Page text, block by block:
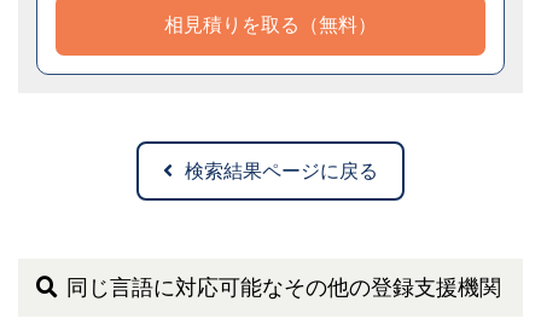
相見積りを取る（無料）
検索結果ページに戻る
同じ言語に対応可能なその他の登録支援機関